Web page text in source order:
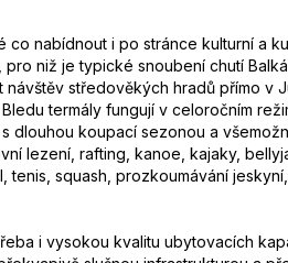
nabídnout i po stránce kulturní a
niž je typické snoubení chutí
středověkých hradů přímo v
termály fungují v celoročním
dlouhou koupací sezonou a
lezení, rafting, kanoe, kajaky,
squash, prozkoumávání
i vysokou kvalitu ubytovacích